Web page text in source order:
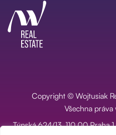
Copyright © Wojtusiak
Všechna práva
Týnská 624/13, 110 00 Praha